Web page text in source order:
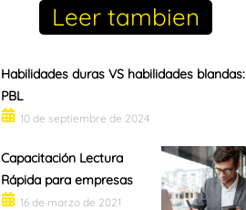
Leer tambien
Habilidades duras VS habilidades blandas:
PBL
10 de septiembre de 2024
Capacitación Lectura
Rápida para empresas
16 de marzo de 2021